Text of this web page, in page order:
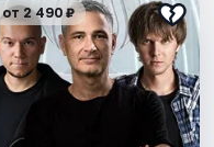
от 2 490 ₽